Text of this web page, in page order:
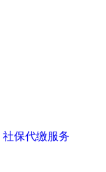
社保代缴服务